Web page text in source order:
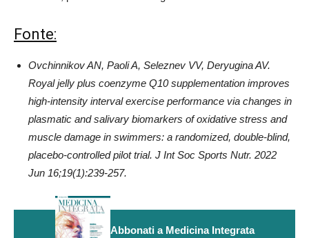
Fonte:
Ovchinnikov AN, Paoli A, Seleznev VV, Deryugina AV.
Royal jelly plus coenzyme Q10 supplementation improves
high-intensity interval exercise performance via changes in
plasmatic and salivary biomarkers of oxidative stress and
muscle damage in swimmers: a randomized, double-blind,
placebo-controlled pilot trial. J Int Soc Sports Nutr. 2022
Jun 16;19(1):239-257.
Abbonati a Medicina Integrata